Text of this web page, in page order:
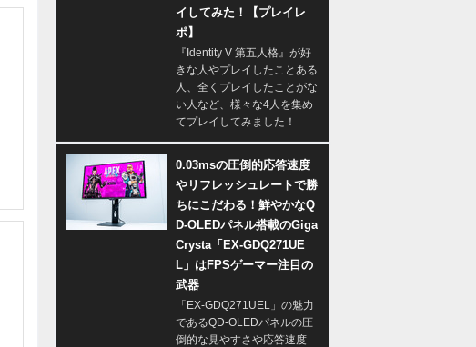
イしてみた！【プレイレ
ポ】
『Identity V 第五人格』が好
きな人やプレイしたことある
人、全くプレイしたことがな
い人など、様々な4人を集め
てプレイしてみました！
0.03msの圧倒的応答速度
やリフレッシュレートで勝
ちにこだわる！鮮やかなQ
D-OLEDパネル搭載のGiga
Crysta「EX-GDQ271UE
L」はFPSゲーマー注目の
武器
「EX-GDQ271UEL」の魅力
であるQD-OLEDパネルの圧
倒的な見やすさや応答速度